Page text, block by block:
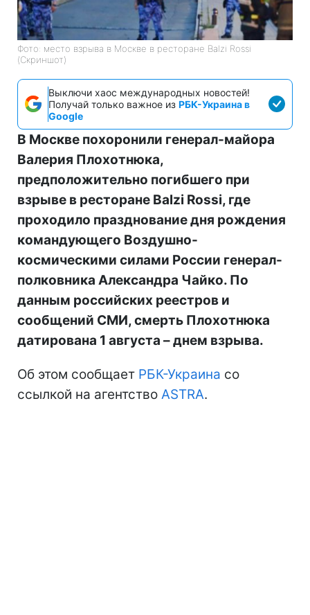
Фото: место взрыва в Москве в ресторане Balzi Rossi
(Скриншот)
Выключи хаос международных новостей!
Получай только важное из РБК-Украина в
Google
В Москве похоронили генерал-майора
Валерия Плохотнюка,
предположительно погибшего при
взрыве в ресторане Balzi Rossi, где
проходило празднование дня рождения
командующего Воздушно-
космическими силами России генерал-
полковника Александра Чайко. По
данным российских реестров и
сообщений СМИ, смерть Плохотнюка
датирована 1 августа – днем взрыва.
Об этом сообщает РБК-Украина со
ссылкой на агентство ASTRA.